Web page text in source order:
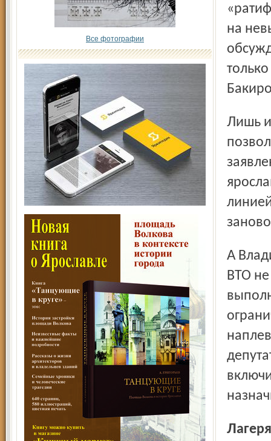
Все фотографии
на
Лишь известный бизнесмен депутат Евгений Мухин
А Владимир Галагаев после заявления своей позиции по
ВТО